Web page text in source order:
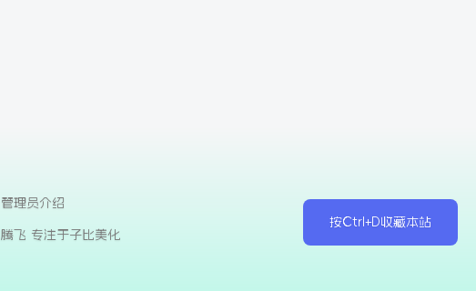
按Ctrl+D收藏本站
管理员介绍
腾飞 专注于子比美化